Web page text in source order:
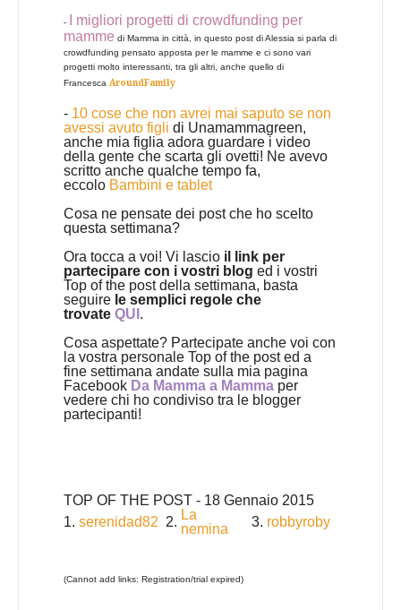
-
I migliori progetti di crowdfunding per
mamme di Mamma in città, in questo post di Alessia si parla di
crowdfunding pensato apposta per le mamme e ci sono vari
progetti molto interessanti, tra gli altri, anche quello di
Francesca AroundFamily
- 10 cose che non avrei mai saputo se non
avessi avuto figli di Unamammagreen,
anche mia figlia adora guardare i video
della gente che scarta gli ovetti! Ne avevo
scritto anche qualche tempo fa,
eccolo Bambini e tablet
Cosa ne pensate dei post che ho scelto
questa settimana?
Ora tocca a voi! Vi lascio il link per
partecipare con i vostri blog ed i vostri
Top of the post della settimana, basta
seguire le semplici regole che
trovate QUI .
Cosa aspettate? Partecipate anche voi con
la vostra personale Top of the post ed a
fine settimana andate sulla mia pagina
Facebook Da Mamma a Mamma per
vedere chi ho condiviso tra le blogger
partecipanti!
TOP OF THE POST - 18 Gennaio 2015
1. serenidad82 2. La
nemina
3. robbyroby
(Cannot add links: Registration/trial expired)